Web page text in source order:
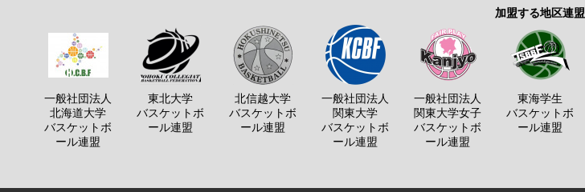
加盟する地区連盟
一般社団法人
北海道大学
バスケットボ
ール連盟
東北大学
バスケットボ
ール連盟
北信越大学
バスケットボ
ール連盟
一般社団法人
関東大学
バスケットボ
ール連盟
一般社団法人
関東大学女子
バスケットボ
ール連盟
東海学生
バスケットボ
ール連盟